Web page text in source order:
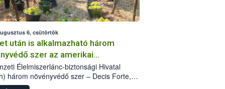
6, csütörtök
után is alkalmazható három
szer az amerikai
ellen
Élelmiszerlánc-biztonsági Hivatal
három növényvédő szer – Decis Forte,
24 EW, Oroganic – engedélyokiratát